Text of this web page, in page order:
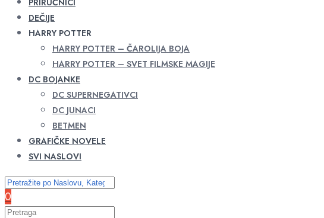
PRIRUČNICI
DEČIJE
HARRY POTTER
HARRY POTTER – ČAROLIJA BOJA
HARRY POTTER – SVET FILMSKE MAGIJE
DC BOJANKE
DC SUPERNEGATIVCI
DC JUNACI
BETMEN
GRAFIČKE NOVELE
SVI NASLOVI
0